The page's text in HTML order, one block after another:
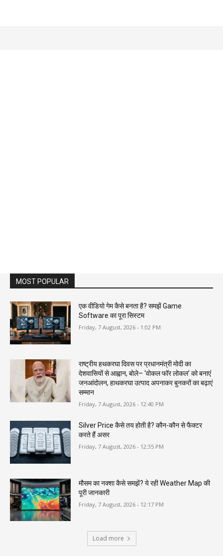
MOST POPULAR
एक वीडियो गेम कैसे बनता है? समझें Game
Software का पूरा सिस्टम
Friday, 7 August, 2026 - 1:02 PM
राष्ट्रीय हथकरघा दिवस पर प्रधानमंत्री मोदी का
देशवासियों से आह्वान, बोले– ‘वोकल फॉर लोकल’ को बनाएं
जनआंदोलन, हाथकरघा उत्पाद अपनाकर बुनकरों का बढ़ाएं
सम्मान
Friday, 7 August, 2026 - 12:40 PM
Silver Price कैसे तय होती है? कौन-कौन से फैक्टर
करते हैं असर
Friday, 7 August, 2026 - 12:35 PM
मौसम का नक्शा कैसे समझें? ये रही Weather Map की
पूरी जानकारी
Friday, 7 August, 2026 - 12:17 PM
Load more